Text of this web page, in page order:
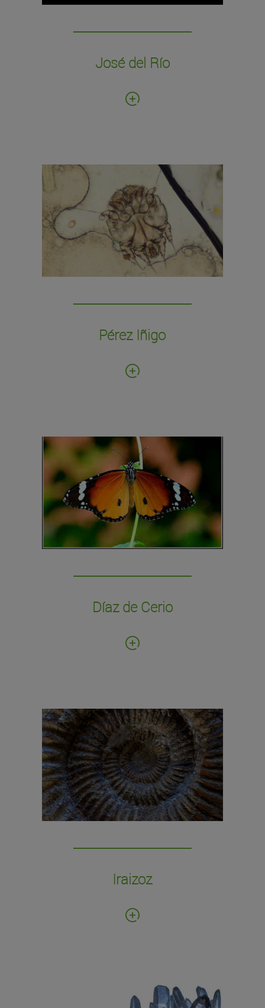
José del Río
José del Río y Soler de Cornellá, donada por
Pérez Iñigo
Fecha de donación: 1998
Número de ejemplares: 70 cajas con
preparaciones microscópicas
Preparaciones de microscopía de ácaros
oribátidos de Brasil, islas Azores y
Canarias.
Díaz de Cerio
Fecha de donación: 2010
Número de ejemplares: 1.923
Colección de lepidópteros.
Iraizoz
Fecha de donación: 2014
Número de ejemplares: 276
Cajas entomológicas, lepidópteros, fósiles,
moluscos, preparaciones microscópicas y
mamíferos.